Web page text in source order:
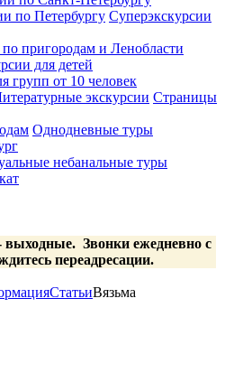
по Петербургу Суперэкскурсии
пригородам и Ленобласти
для детей
групп от 10 человек
экскурсии Страницы
Однодневные туры
небанальные туры
выходные. Звонки ежедневно с
переадресации.
СтатьиВязьма